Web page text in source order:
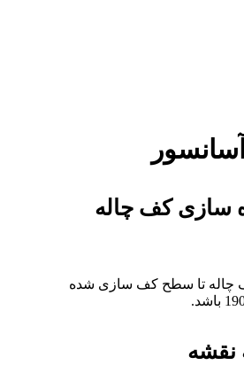
سازی کف چاله
کف چاله تا سطح کف سازی شده
نقشه